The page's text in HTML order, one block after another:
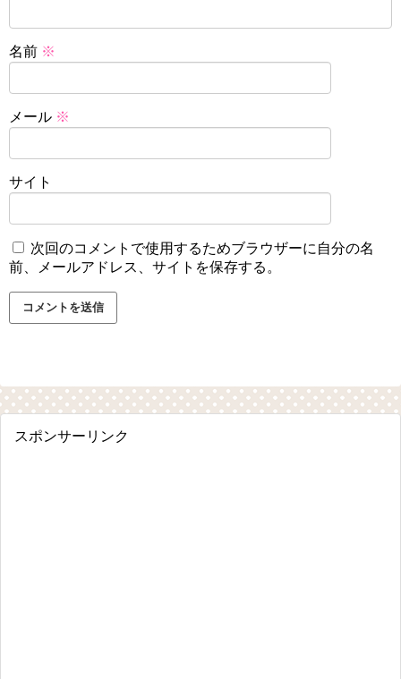
名前 ※
メール ※
サイト
次回のコメントで使用するためブラウザーに自分の名
前、メールアドレス、サイトを保存する。
スポンサーリンク